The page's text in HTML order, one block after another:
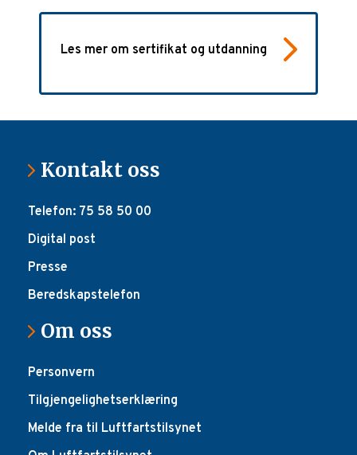
Les mer om sertifikat og utdanning
Kontakt oss
Telefon: 75 58 50 00
Digital post
Presse
Beredskapstelefon
Om oss
Personvern
Tilgjengelighetserklæring
Melde fra til Luftfartstilsynet